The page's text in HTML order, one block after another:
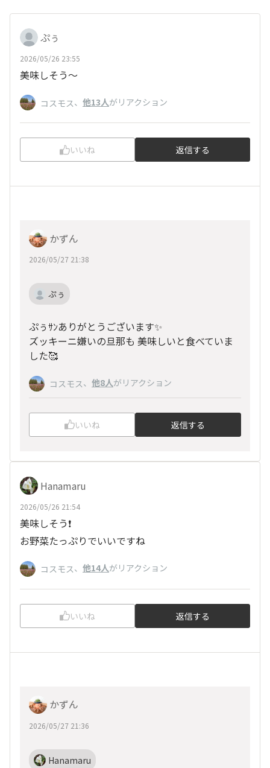
ぷぅ
2026/05/26 23:55
美味しそう〜
コスモス、 他13人がリアクション
いいね 返信する
かずん
2026/05/27 21:38
ぷぅ
ぷぅｻﾝありがとうございます✨
ズッキーニ嫌いの旦那も 美味しいと食べていま
した🥰
コスモス、 他8人がリアクション
いいね 返信する
Hanamaru
2026/05/26 21:54
美味しそう❗
お野菜たっぷりでいいですね
コスモス、 他14人がリアクション
いいね 返信する
かずん
2026/05/27 21:36
Hanamaru